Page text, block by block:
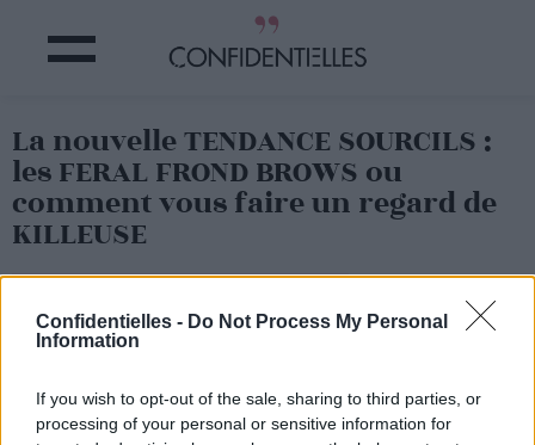
Confidentielles - Do Not Process My Personal
Information
If you wish to opt-out of the sale, sharing to third parties, or
processing of your personal or sensitive information for
La nouvelle TENDANCE SOURCILS :
les FERAL FROND BROWS ou
comment vous faire un regard de
KILLEUSE
aspect "hachuré" à ses sourcils, même si elle a été lancée
par Andrew Gallimore, make-up artiste pour Nars.